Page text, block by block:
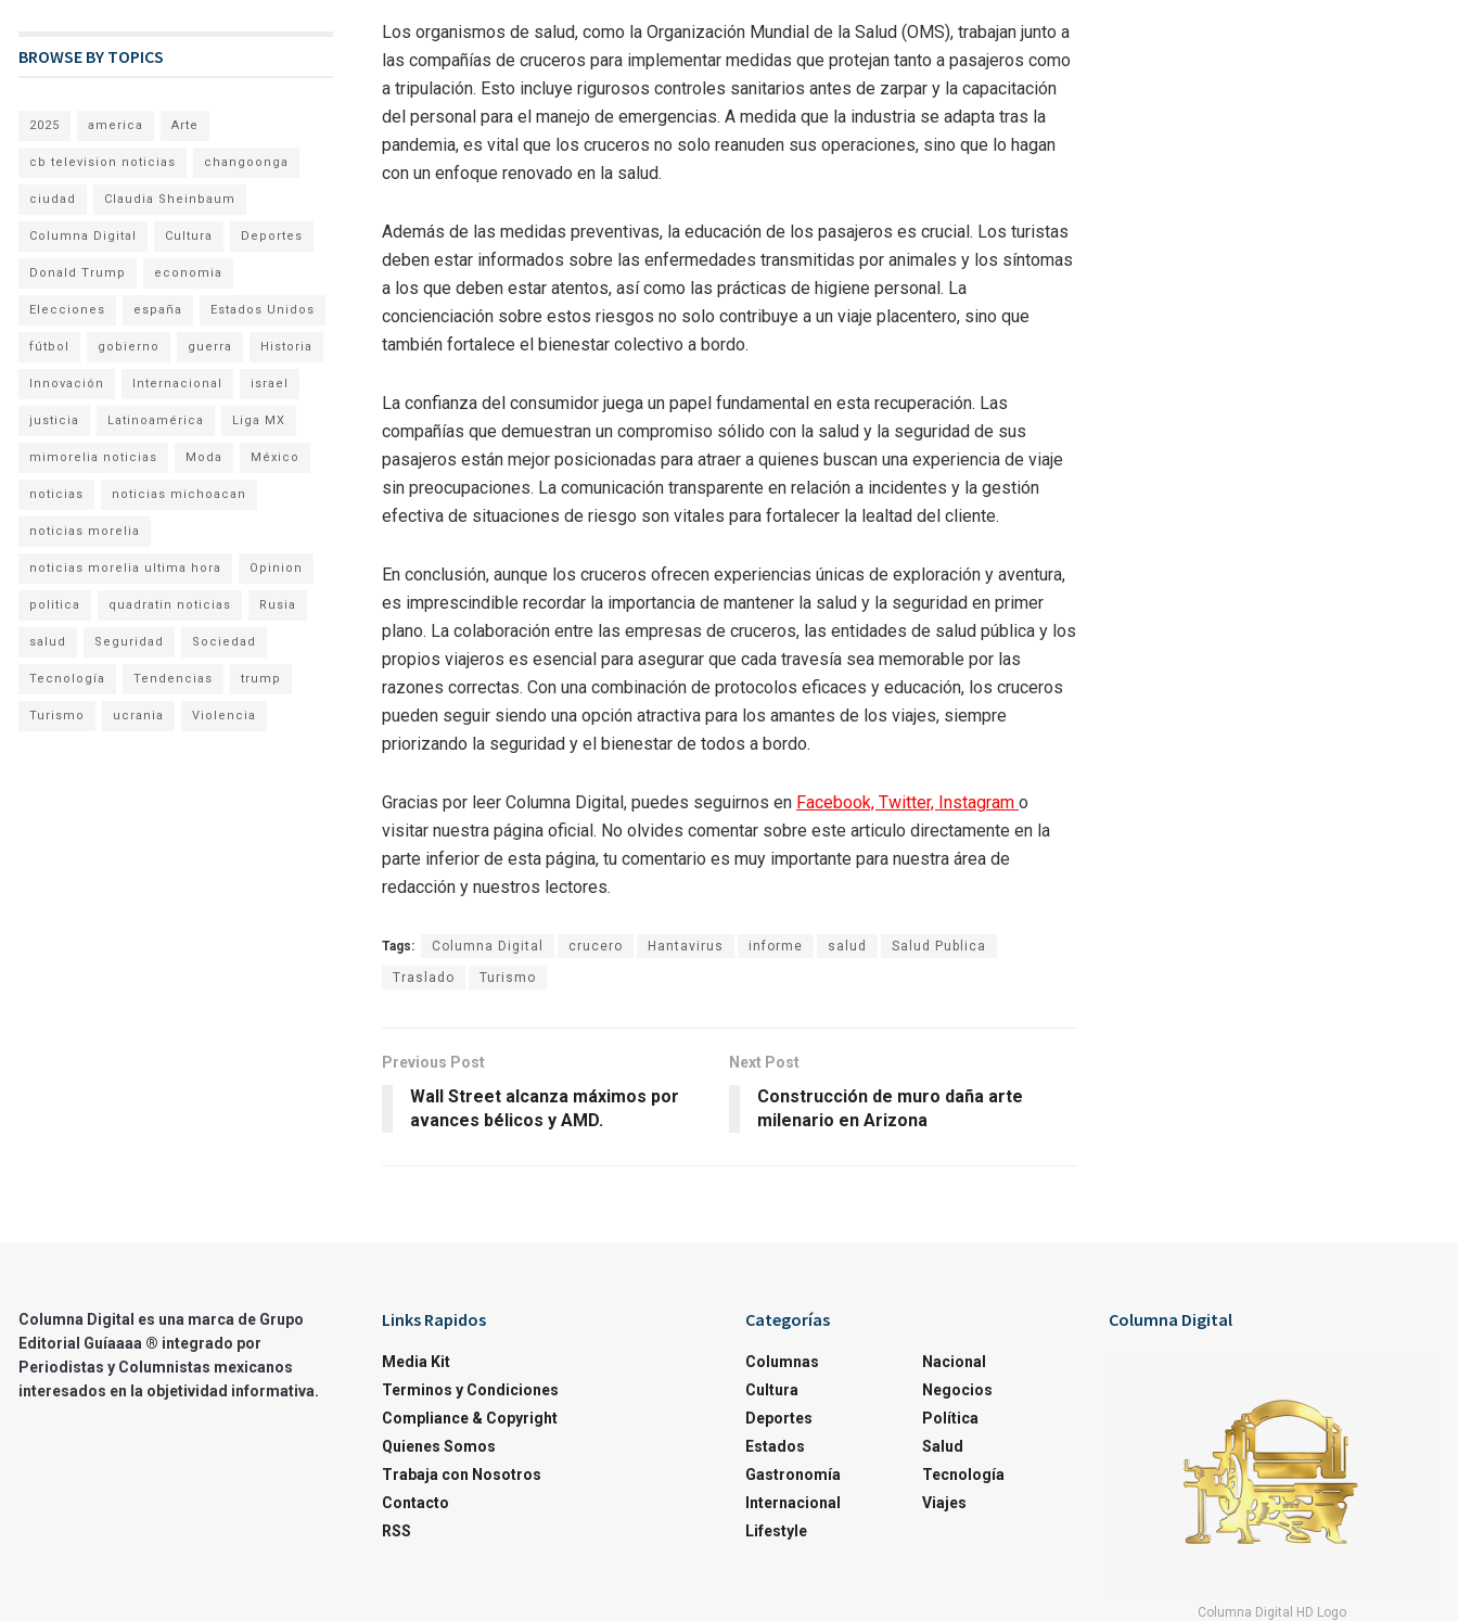
Los organismos de salud, como la Organización Mundial de la Salud (OMS), trabajan junto a
las compañías de cruceros para implementar medidas que protejan tanto a pasajeros como
a tripulación. Esto incluye rigurosos controles sanitarios antes de zarpar y la capacitación
del personal para el manejo de emergencias. A medida que la industria se adapta tras la
pandemia, es vital que los cruceros no solo reanuden sus operaciones, sino que lo hagan
con un enfoque renovado en la salud.
Además de las medidas preventivas, la educación de los pasajeros es crucial. Los turistas
deben estar informados sobre las enfermedades transmitidas por animales y los síntomas
a los que deben estar atentos, así como las prácticas de higiene personal. La
concienciación sobre estos riesgos no solo contribuye a un viaje placentero, sino que
también fortalece el bienestar colectivo a bordo.
La confianza del consumidor juega un papel fundamental en esta recuperación. Las
compañías que demuestran un compromiso sólido con la salud y la seguridad de sus
pasajeros están mejor posicionadas para atraer a quienes buscan una experiencia de viaje
sin preocupaciones. La comunicación transparente en relación a incidentes y la gestión
efectiva de situaciones de riesgo son vitales para fortalecer la lealtad del cliente.
En conclusión, aunque los cruceros ofrecen experiencias únicas de exploración y aventura,
es imprescindible recordar la importancia de mantener la salud y la seguridad en primer
plano. La colaboración entre las empresas de cruceros, las entidades de salud pública y los
propios viajeros es esencial para asegurar que cada travesía sea memorable por las
razones correctas. Con una combinación de protocolos eficaces y educación, los cruceros
pueden seguir siendo una opción atractiva para los amantes de los viajes, siempre
priorizando la seguridad y el bienestar de todos a bordo.
Gracias por leer Columna Digital, puedes seguirnos en Facebook, Twitter, Instagram o
visitar nuestra página oficial. No olvides comentar sobre este articulo directamente en la
parte inferior de esta página, tu comentario es muy importante para nuestra área de
redacción y nuestros lectores.
Tags: Columna Digital crucero Hantavirus informe salud Salud Publica
Traslado Turismo
Previous Post
Wall Street alcanza máximos por
avances bélicos y AMD.
Next Post
Construcción de muro daña arte
milenario en Arizona
BROWSE BY TOPICS
2025 america Arte
cb television noticias changoonga
ciudad Claudia Sheinbaum
Columna Digital Cultura Deportes
Donald Trump economia
Elecciones españa Estados Unidos
fútbol gobierno guerra Historia
Innovación Internacional israel
justicia Latinoamérica Liga MX
mimorelia noticias Moda México
noticias noticias michoacan
noticias morelia
noticias morelia ultima hora Opinion
politica quadratin noticias Rusia
salud Seguridad Sociedad
Tecnología Tendencias trump
Turismo ucrania Violencia
Columna Digital es una marca de Grupo
Editorial Guíaaaa ® integrado por
Periodistas y Columnistas mexicanos
interesados en la objetividad informativa.
Links Rapidos
Media Kit
Terminos y Condiciones
Compliance & Copyright
Quienes Somos
Trabaja con Nosotros
Contacto
RSS
Categorías
Columnas
Cultura
Deportes
Estados
Gastronomía
Internacional
Lifestyle
Nacional
Negocios
Política
Salud
Tecnología
Viajes
Columna Digital
Columna Digital HD Logo